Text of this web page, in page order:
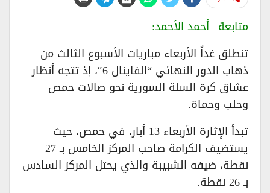
متابعة _أحمد الأحمد:
تنطلق غداً الأربعاء مباريات الأسبوع الثالث من
ذهاب الدور النهائي “الفاينال 6″، إذ تتجه أنظار
عشاق كرة السلة السورية نحو صالات حمص
وحلب وحماة.
تبدأ الإثارة الأربعاء 13 أبار، في حمص، حيث
يستضيف الكرامة صاحب المركز الخامس بـ 27
نقطة، ضيفه الشبيبة والذي يحتل المركز السادس
بـ 26 نقطة.